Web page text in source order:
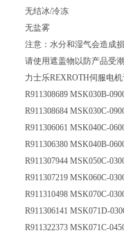
无结冰/冷冻
无盐雾
注意：水分和湿气会造成
请使用遮盖物以防产品受
力士乐REXROTH伺服电
R911308689 MSK030B-
R911308684 MSK030C-
R911306061 MSK040C-
R911306380 MSK040B-
R911307944 MSK050C-
R911307219 MSK060C-
R911310498 MSK070C-
R911306141 MSK071D-
R911322373 MSK071C-